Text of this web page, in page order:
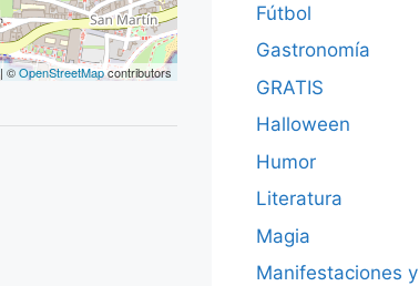
| ©OpenStreetMapcontributors
Fútbol
Gastronomía
GRATIS
Halloween
Humor
Literatura
Magia
Manifestaciones y